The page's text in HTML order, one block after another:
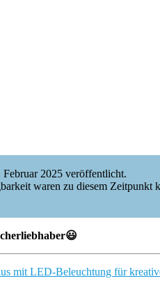
2025 veröffentlicht.
waren zu diesem Zeitpunkt